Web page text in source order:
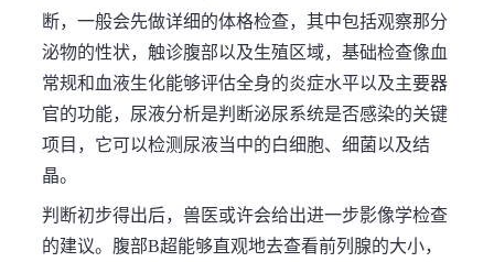
断，一般会先做详细的体格检查，其中包括观察那分
泌物的性状，触诊腹部以及生殖区域，基础检查像血
常规和血液生化能够评估全身的炎症水平以及主要器
官的功能，尿液分析是判断泌尿系统是否感染的关键
项目，它可以检测尿液当中的白细胞、细菌以及结
晶。
判断初步得出后，兽医或许会给出进一步影像学检查
的建议。腹部B超能够直观地去查看前列腺的大小，